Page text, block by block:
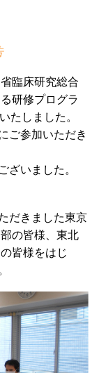
臨床研究総合
研修プログラ
たしました。
ご参加いただき
ざいました。
だきました東京
の皆様、東北
皆様をはじ